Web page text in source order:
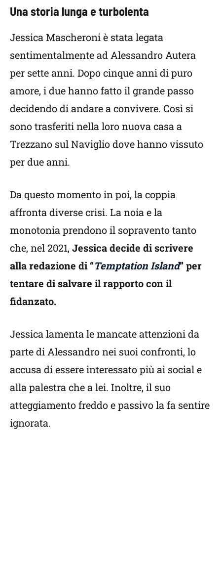
Una storia lunga e turbolenta
Jessica Mascheroni è stata legata
sentimentalmente ad Alessandro Autera
per sette anni. Dopo cinque anni di puro
amore, i due hanno fatto il grande passo
decidendo di andare a convivere. Così si
sono trasferiti nella loro nuova casa a
Trezzano sul Naviglio dove hanno vissuto
per due anni.
Da questo momento in poi, la coppia
affronta diverse crisi. La noia e la
monotonia prendono il sopravento tanto
che, nel 2021, Jessica decide di scrivere
alla redazione di “Temptation Island”per
tentare di salvare il rapporto con il
fidanzato.
Jessica lamenta le mancate attenzioni da
parte di Alessandro nei suoi confronti, lo
accusa di essere interessato più ai social e
alla palestra che a lei. Inoltre, il suo
atteggiamento freddo e passivo la fa sentire
ignorata.